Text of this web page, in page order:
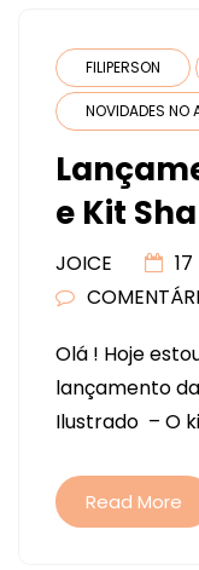
FILIPERSON
NOVIDADES NO
e Kit
JOICE
Olá ! Hoje
lançamento
Ilustrado – O
Read More